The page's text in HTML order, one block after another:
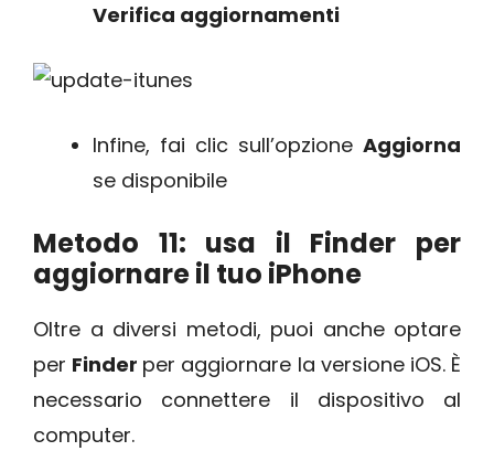
Verifica aggiornamenti
Infine, fai clic sull’opzione Aggiorna
se disponibile
Metodo 11: usa il Finder per
aggiornare il tuo iPhone
Oltre a diversi metodi, puoi anche optare
per Finder per aggiornare la versione iOS. È
necessario connettere il dispositivo al
computer.